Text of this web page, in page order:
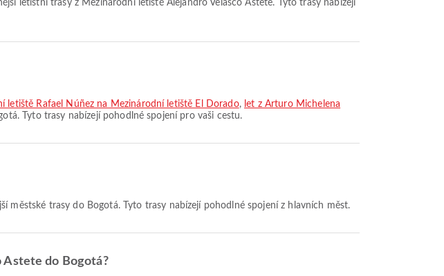
letištní trasy z Mezinárodní letiště Alejandro Velasco Astete. Tyto trasy nabízejí
letiště Rafael Núñez na Mezinárodní letiště El Dorado, let z Arturo Michelena
Tyto trasy nabízejí pohodlné spojení pro vaši cestu.
městské trasy do Bogotá. Tyto trasy nabízejí pohodlné spojení z hlavních měst.
do Bogotá?